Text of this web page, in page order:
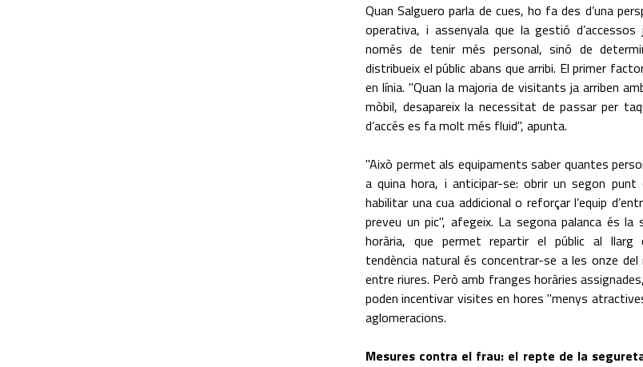
Quan Salguero parla de cues, ho fa des d’una
operativa, i assenyala que la gestió d’accessos
només de tenir més personal, sinó de
distribueix el públic abans que arribi. El primer
en línia. "Quan la majoria de visitants ja arriben
mòbil, desapareix la necessitat de passar per
d’accés es fa molt més fluid", apunta.
"Això permet als equipaments saber quantes
a quina hora, i anticipar-se: obrir un segon punt
habilitar una cua addicional o reforçar l’equip
preveu un pic", afegeix. La segona palanca és la
horària, que permet repartir el públic al llarg
tendència natural és concentrar-se a les onze
entre riures. Però amb franges horàries
poden incentivar visites en hores "menys
aglomeracions.
Mesures contra el frau: el repte de la